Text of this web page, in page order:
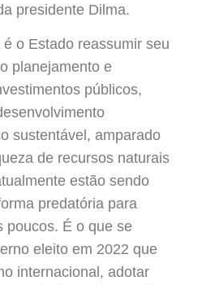
presidente Dilma.
o Estado reassumir seu
planejamento e
públicos,
sustentável, amparado
de recursos naturais
estão sendo
predatória para
poucos. É o que se
eleito em 2022 que
internacional, adotar